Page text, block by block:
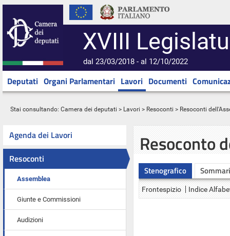
XVIII
dal 23/03/2018 - al 12/10/2022
Deputati Organi Parlamentari Lavori Documenti
Stai consultando: Camera dei deputati > Lavori > Resoconti > Resoconti
Agenda dei Lavori
Resoconti
Assemblea
Giunte e Commissioni
Audizioni
Resoconto
Stenografico
Frontespizio Indice